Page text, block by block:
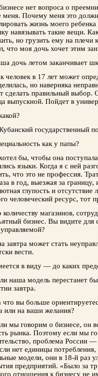
нет вопроса о
меня. Почему меня это
жизнь моего
навязывать такие вещи.
но грузить ему на
что моя дочь хочет этим
дочь летом заканчивает
человек в 17 лет может
но наверняка
сделать правильный выбор.
выпускной. Пойдет в
государственный
как у папы?
бы, чтобы она
языки. Когда я с ней
что это не профессия.
в год, выезжая за
глупость и
человеческий ресурс, тот
магазинов,
бизнес. Вы видите для
завтра может стать
вести.
в виду — до каких
наша модель перестанет
завтра.
вы больше
или на ваши желания?
мы говорим о бизнесе, он
рынка. Поэтому если мы
проблема России
нет единицы
модели, они в 18-й раз
предприятий. «Было за
отношения к бизнесу не